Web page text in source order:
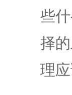
些
择
理